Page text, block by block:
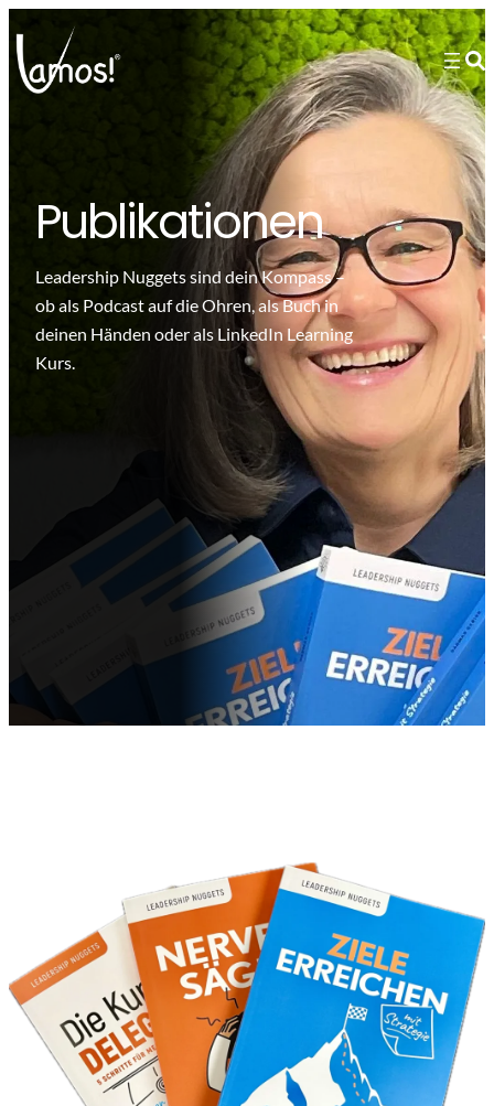
Publikationen
Leadership Nuggets sind dein Kompass –
ob als Podcast auf die Ohren, als Buch in
deinen Händen oder als LinkedIn Learning
Kurs.